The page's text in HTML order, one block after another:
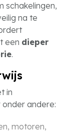
schakelingen,
na te
een dieper
.
in
andere:
motoren,